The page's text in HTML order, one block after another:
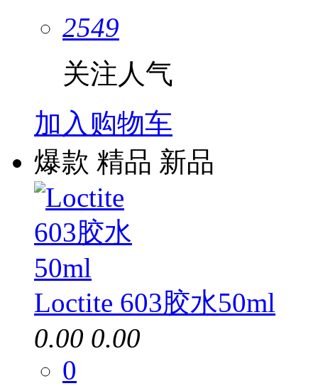
2549
关注人气
加入购物车
爆款 精品 新品
Loctite 603胶水50ml
0.00 0.00
0